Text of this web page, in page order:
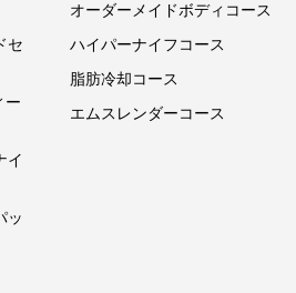
セ
ー
イ
ッ
オーダーメイドボディコース
ハイパーナイフコース
脂肪冷却コース
エムスレンダーコース